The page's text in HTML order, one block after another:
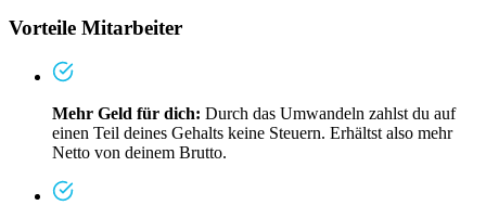
Vorteile Mitarbeiter
Mehr Geld für dich: Durch das Umwandeln zahlst du auf
einen Teil deines Gehalts keine Steuern. Erhältst also mehr
Netto von deinem Brutto.